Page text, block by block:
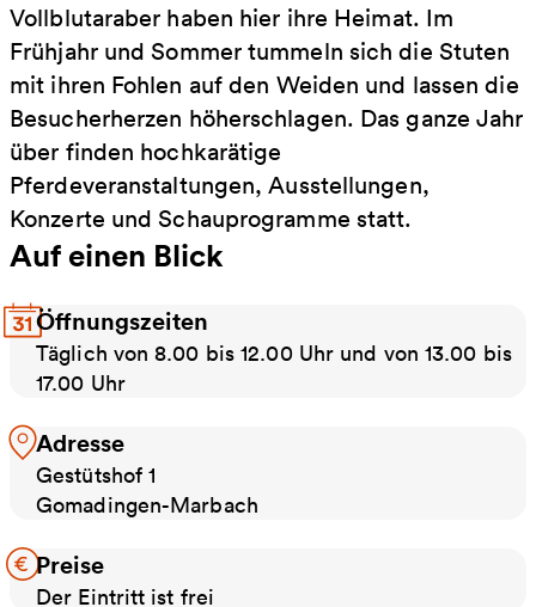
Vollblutaraber haben hier ihre Heimat. Im
Frühjahr und Sommer tummeln sich die Stuten
mit ihren Fohlen auf den Weiden und lassen die
Besucherherzen höherschlagen. Das ganze Jahr
über finden hochkarätige
Pferdeveranstaltungen, Ausstellungen,
Konzerte und Schauprogramme statt.
Auf einen Blick
Öffnungszeiten
Täglich von 8.00 bis 12.00 Uhr und von 13.00 bis
17.00 Uhr
Adresse
Gestütshof 1
Gomadingen-Marbach
Preise
Der Eintritt ist frei